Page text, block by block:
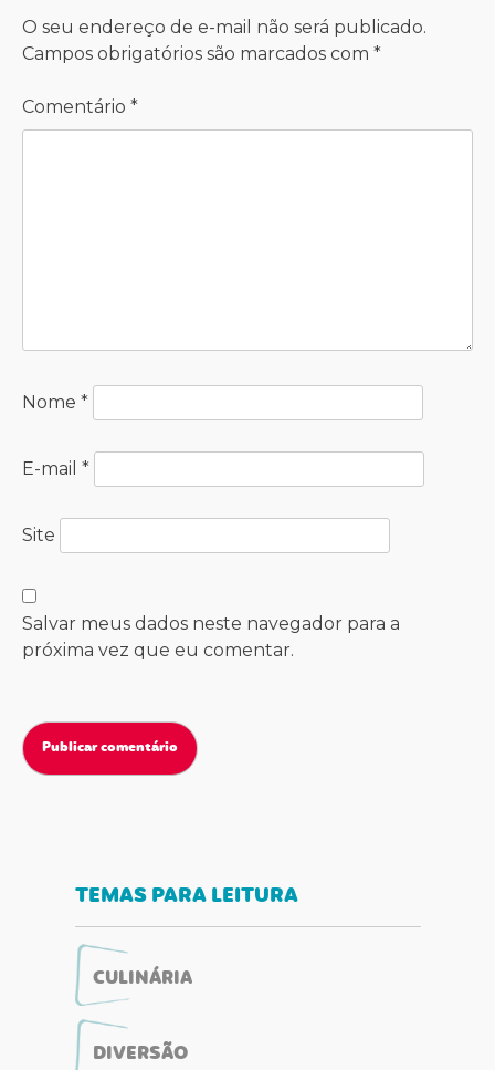
O seu endereço de e-mail não será publicado.
Campos obrigatórios são marcados com *
Comentário *
Nome *
E-mail *
Site
Salvar meus dados neste navegador para a
próxima vez que eu comentar.
TEMAS PARA LEITURA
CULINÁRIA
DIVERSÃO